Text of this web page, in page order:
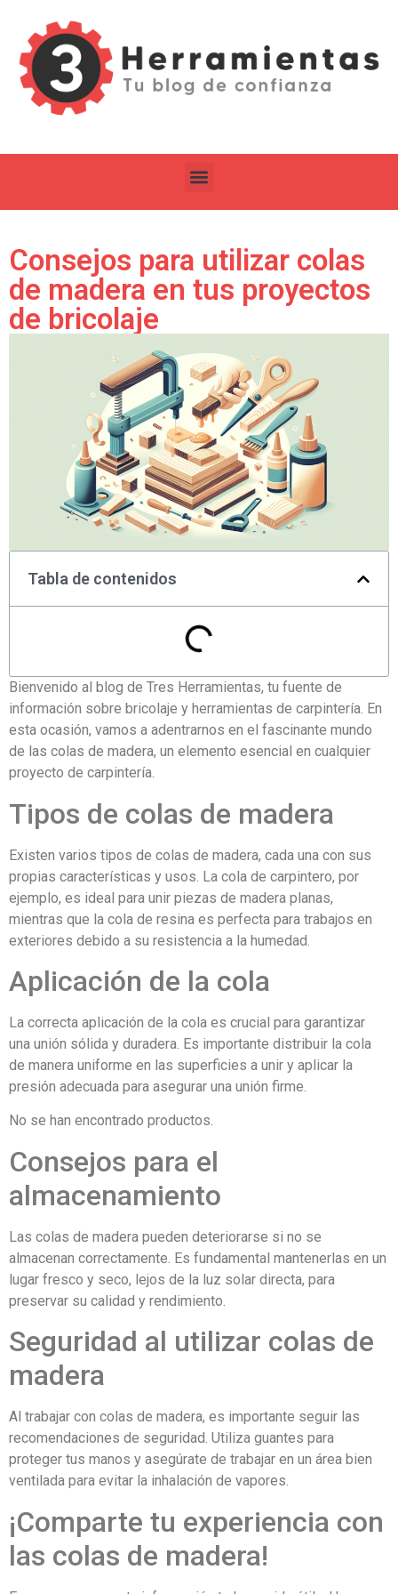
Consejos para utilizar colas
de madera en tus proyectos
de bricolaje
Tabla de contenidos
Bienvenido al blog de Tres Herramientas, tu fuente de
información sobre bricolaje y herramientas de carpintería. En
esta ocasión, vamos a adentrarnos en el fascinante mundo
de las colas de madera, un elemento esencial en cualquier
proyecto de carpintería.
Tipos de colas de madera
Existen varios tipos de colas de madera, cada una con sus
propias características y usos. La cola de carpintero, por
ejemplo, es ideal para unir piezas de madera planas,
mientras que la cola de resina es perfecta para trabajos en
exteriores debido a su resistencia a la humedad.
Aplicación de la cola
La correcta aplicación de la cola es crucial para garantizar
una unión sólida y duradera. Es importante distribuir la cola
de manera uniforme en las superficies a unir y aplicar la
presión adecuada para asegurar una unión firme.
No se han encontrado productos.
Consejos para el
almacenamiento
Las colas de madera pueden deteriorarse si no se
almacenan correctamente. Es fundamental mantenerlas en un
lugar fresco y seco, lejos de la luz solar directa, para
preservar su calidad y rendimiento.
Seguridad al utilizar colas de
madera
Al trabajar con colas de madera, es importante seguir las
recomendaciones de seguridad. Utiliza guantes para
proteger tus manos y asegúrate de trabajar en un área bien
ventilada para evitar la inhalación de vapores.
¡Comparte tu experiencia con
las colas de madera!